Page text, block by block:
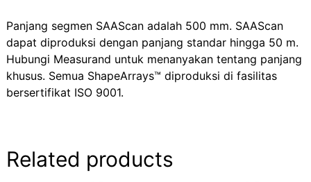
Panjang segmen SAAScan adalah 500 mm. SAAScan
dapat diproduksi dengan panjang standar hingga 50 m.
Hubungi Measurand untuk menanyakan tentang panjang
khusus. Semua ShapeArrays™ diproduksi di fasilitas
bersertifikat ISO 9001.
Related products